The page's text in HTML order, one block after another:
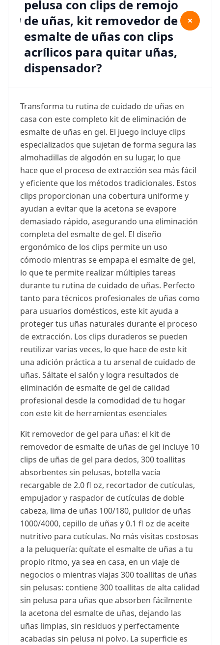
pelusa con clips de remojo
de uñas, kit removedor de
esmalte de uñas con clips
acrílicos para quitar uñas,
dispensador?
+
Transforma tu rutina de cuidado de uñas en
casa con este completo kit de eliminación de
esmalte de uñas en gel. El juego incluye clips
especializados que sujetan de forma segura las
almohadillas de algodón en su lugar, lo que
hace que el proceso de extracción sea más fácil
y eficiente que los métodos tradicionales. Estos
clips proporcionan una cobertura uniforme y
ayudan a evitar que la acetona se evapore
demasiado rápido, asegurando una eliminación
completa del esmalte de gel. El diseño
ergonómico de los clips permite un uso
cómodo mientras se empapa el esmalte de gel,
lo que te permite realizar múltiples tareas
durante tu rutina de cuidado de uñas. Perfecto
tanto para técnicos profesionales de uñas como
para usuarios domésticos, este kit ayuda a
proteger tus uñas naturales durante el proceso
de extracción. Los clips duraderos se pueden
reutilizar varias veces, lo que hace de este kit
una adición práctica a tu arsenal de cuidado de
uñas. Sáltate el salón y logra resultados de
eliminación de esmalte de gel de calidad
profesional desde la comodidad de tu hogar
con este kit de herramientas esenciales
Kit removedor de gel para uñas: el kit de
removedor de esmalte de uñas de gel incluye 10
clips de uñas de gel para dedos, 300 toallitas
absorbentes sin pelusas, botella vacía
recargable de 2.0 fl oz, recortador de cutículas,
empujador y raspador de cutículas de doble
cabeza, lima de uñas 100/180, pulidor de uñas
1000/4000, cepillo de uñas y 0.1 fl oz de aceite
nutritivo para cutículas. No más visitas costosas
a la peluquería: quítate el esmalte de uñas a tu
propio ritmo, ya sea en casa, en un viaje de
negocios o mientras viajas 300 toallitas de uñas
sin pelusas: contiene 300 toallitas de alta calidad
sin pelusa para uñas que absorben fácilmente
la acetona del esmalte de uñas, dejando las
uñas limpias, sin residuos y perfectamente
acabadas sin pelusa ni polvo. La superficie es